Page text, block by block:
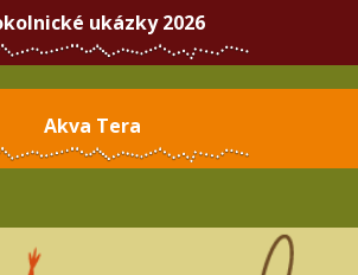
ukázky 2026
Akva Tera